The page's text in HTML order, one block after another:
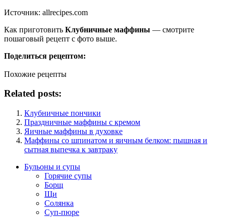
Источник: allrecipes.com
Как приготовить Клубничные маффины — смотрите
пошаговый рецепт с фото выше.
Поделиться рецептом:
Похожие рецепты
Related posts:
Клубничные пончики
Праздничные маффины с кремом
Яичные маффины в духовке
Маффины со шпинатом и яичным белком: пышная и
сытная выпечка к завтраку
Бульоны и супы
Горячие супы
Борщ
Щи
Солянка
Суп-пюре